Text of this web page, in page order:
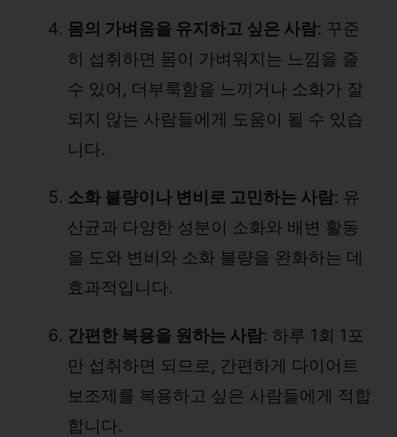
몸의 가벼움을 유지하고 싶은 사람: 꾸준
히 섭취하면 몸이 가벼워지는 느낌을 줄
수 있어, 더부룩함을 느끼거나 소화가 잘
되지 않는 사람들에게 도움이 될 수 있습
니다.
소화 불량이나 변비로 고민하는 사람: 유
산균과 다양한 성분이 소화와 배변 활동
을 도와 변비와 소화 불량을 완화하는 데
효과적입니다.
간편한 복용을 원하는 사람: 하루 1회 1포
만 섭취하면 되므로, 간편하게 다이어트
보조제를 복용하고 싶은 사람들에게 적합
합니다.